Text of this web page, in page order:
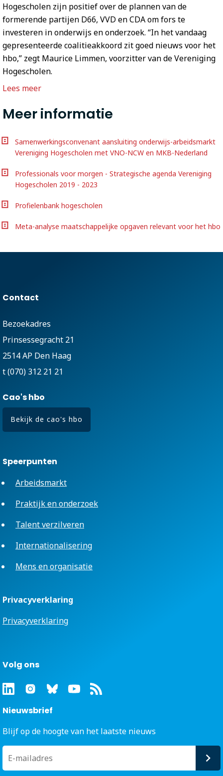
Hogescholen zijn positief over de plannen van de
formerende partijen D66, VVD en CDA om fors te
investeren in onderwijs en onderzoek. “In het vandaag
gepresenteerde coalitieakkoord zit goed nieuws voor het
hbo,” zegt Maurice Limmen, voorzitter van de Vereniging
Hogescholen.
Lees meer
Meer informatie
Samenwerkingsconvenant aansluiting onderwijs-arbeidsmarkt
Vereniging Hogescholen met VNO-NCW en MKB-Nederland
Professionals voor morgen - Strategische agenda Vereniging
Hogescholen 2019 - 2023
Profielenbank hogescholen
Meta-analyse maatschappelijke opgaven relevant voor het hbo
Contact
Bezoekadres
Prinsessegracht 21
2514 AP Den Haag
t (070) 312 21 21
Cao's hbo
Bekijk de cao's hbo
Speerpunten
Arbeidsmarkt
Praktijk en onderzoek
Talent verzilveren
Internationalisering
Mens en organisatie
Privacyverklaring
Privacyverklaring
Volg ons
Nieuwsbrief
Blijf op de hoogte van het laatste nieuws